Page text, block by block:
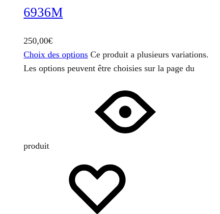
6936M
250,00€
Choix des options Ce produit a plusieurs variations.
Les options peuvent être choisies sur la page du
produit